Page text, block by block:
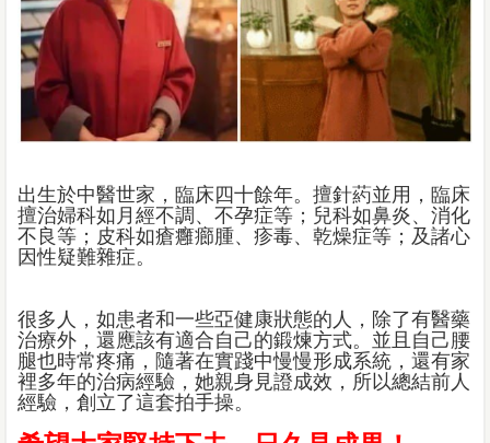
出生於中醫世家，臨床四十餘年。擅針葯並用，臨床
擅治婦科如月經不調、不孕症等；兒科如鼻炎、消化
不良等；皮科如瘡癰癤腫、疹毒、乾燥症等；及諸心
因性疑難雜症。
很多人，如患者和一些亞健康狀態的人，除了有醫藥
治療外，還應該有適合自己的鍛煉方式。並且自己腰
腿也時常疼痛，隨著在實踐中慢慢形成系統，還有家
裡多年的治病經驗，她親身見證成效，所以總結前人
經驗，創立了這套拍手操。